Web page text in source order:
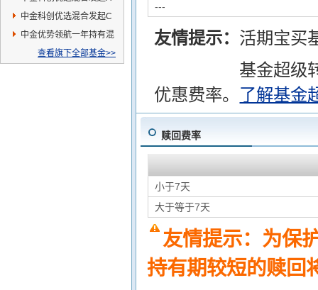
中金科创优选混合发起C
中金优势领航一年持有混
查看旗下全部基金>>
---
友情提示： 活期宝买
基金超级
优惠费率。 了解基金
赎回费率
小于7天
大于等于7天
友情提示：为保
持有期较短的赎回